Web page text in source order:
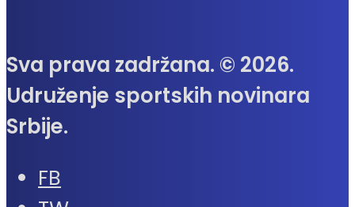
Sva prava zadržana. © 2026.
Udruženje sportskih novinara
Srbije.
FB